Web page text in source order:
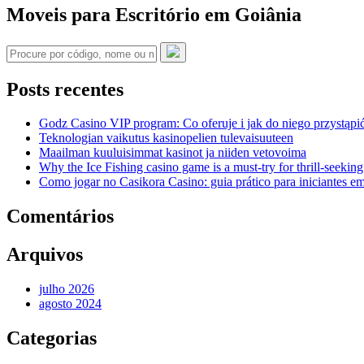
Moveis para Escritório em Goiânia
Posts recentes
Godz Casino VIP program: Co oferuje i jak do niego
Teknologian vaikutus kasinopelien tulevaisuuteen
Maailman kuuluisimmat kasinot ja niiden vetovoima
Why the Ice Fishing casino game is a must-try for thrill-
Como jogar no Casikora Casino: guia prático para iniciantes
Comentários
Arquivos
julho 2026
agosto 2024
Categorias